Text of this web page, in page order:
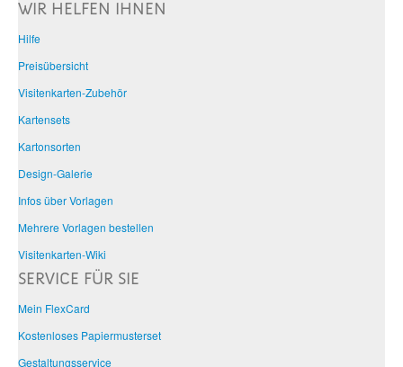
WIR HELFEN IHNEN
Hilfe
Preisübersicht
Visitenkarten-Zubehör
Kartensets
Kartonsorten
Design-Galerie
Infos über Vorlagen
Mehrere Vorlagen bestellen
Visitenkarten-Wiki
SERVICE FÜR SIE
Mein FlexCard
Kostenloses Papiermusterset
Gestaltungsservice